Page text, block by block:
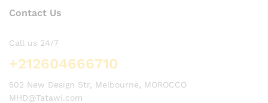
Contact Us
Call us 24/7
+212604666710
502 New Design Str, Melbourne, MOROCCO
MHD@Tatawi.com